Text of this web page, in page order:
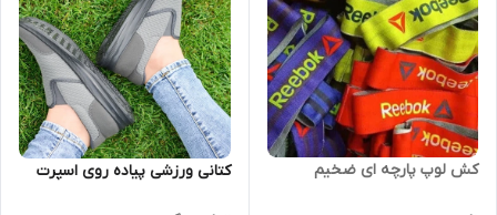
کش لوپ پارچه ای ضخیم کتانی ورزشی پیاده روی اسپرت